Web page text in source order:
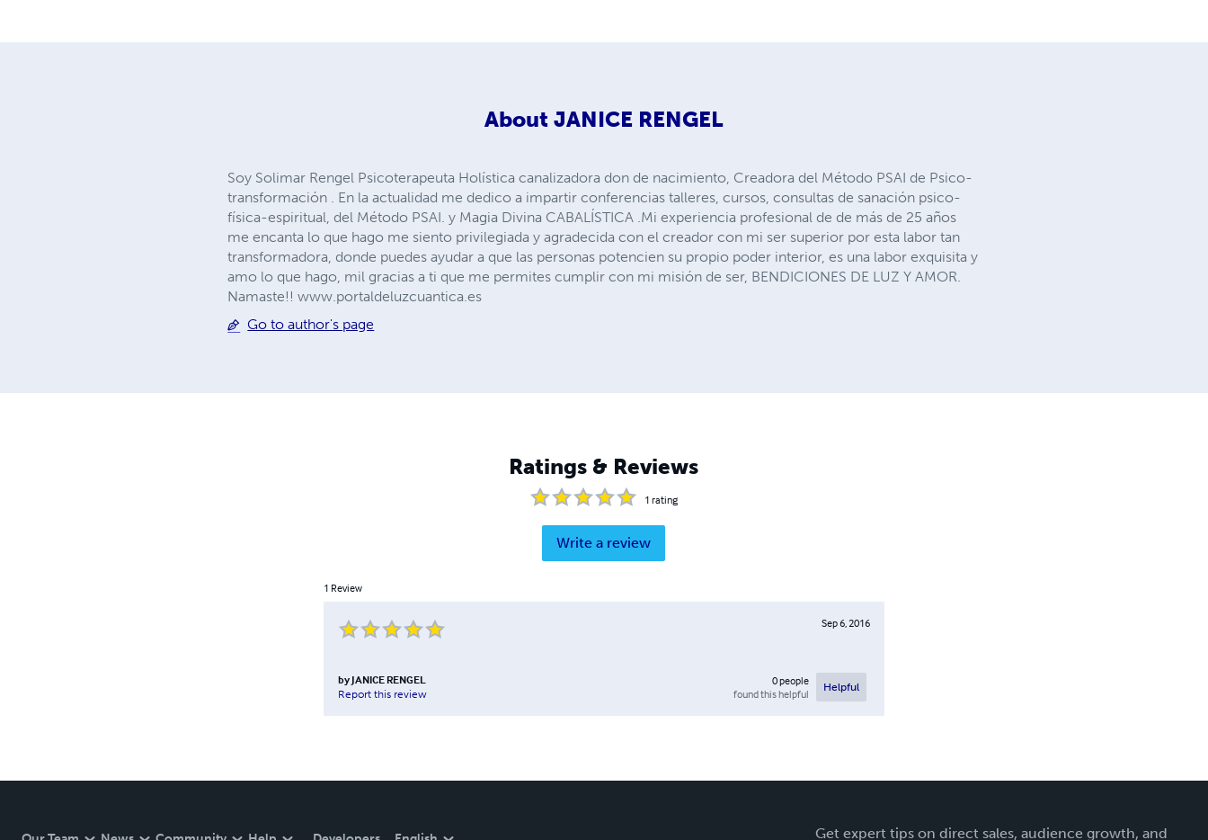
About JANICE RENGEL
Soy Solimar Rengel Psicoterapeuta Holística canalizadora don de nacimiento, Creadora del Método PSAI de Psico-
transformación . En la actualidad me dedico a impartir conferencias talleres, cursos, consultas de sanación psico-
física-espiritual, del Método PSAI. y Magia Divina CABALÍSTICA .Mi experiencia profesional de de más de 25 años
me encanta lo que hago me siento privilegiada y agradecida con el creador con mi ser superior por esta labor tan
transformadora, donde puedes ayudar a que las personas potencien su propio poder interior, es una labor exquisita y
amo lo que hago, mil gracias a ti que me permites cumplir con mi misión de ser, BENDICIONES DE LUZ Y AMOR.
Namaste!! www.portaldeluzcuantica.es
Go to author's page
Ratings & Reviews
1 rating
Write a review
1 Review
Sep 6, 2016
by JANICE RENGEL
Report this review
0people
found this helpful
Helpful
Get expert tips on direct sales, audience growth, and